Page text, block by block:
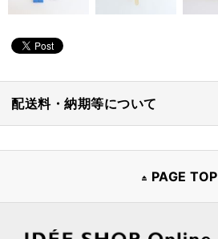
配送料・納期等について
PAGE TOP